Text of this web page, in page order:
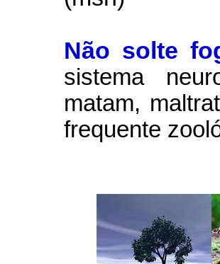
Não solte
sistema
matam,
frequente